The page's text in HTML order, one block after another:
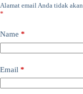
Alamat email Anda tidak
*
Name *
Email *